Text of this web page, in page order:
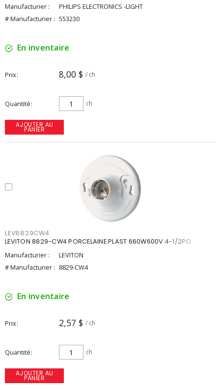
Manufacturier :
PHILIPS ELECTRONICS -LIGHT
# Manufacturier : 553230
En inventaire
Prix 8,00 $ / ch
Quantité ch
AJOUTER AU
PANIER
LEV8829CW4
LEVITON 8829-CW4 PORCELAINE PLAST 660W600V 4-1/2PO
Manufacturier :
LEVITON
# Manufacturier : 8829-CW4
En inventaire
Prix 2,57 $ / ch
Quantité ch
AJOUTER AU
PANIER